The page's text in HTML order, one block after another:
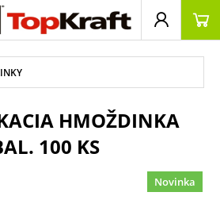
HMOŽDINKA
100 KS
Novinka